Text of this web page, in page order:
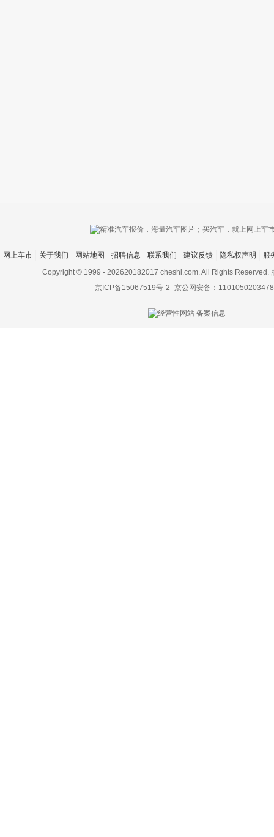
上传图片最多
网上车市 关于我们 网站地图 招聘信息 联系我们 建议反馈 隐私权声明
服
Copyright © 1999 - 202620182017 cheshi.com. All Rights Reserved.
京ICP备15067519号-2 京公网安备：